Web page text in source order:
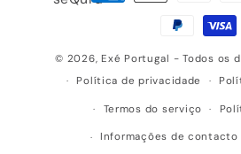
© 2026, Exé Portugal - Todos os
Política de privacidade
Termos do serviço
Informações de contacto